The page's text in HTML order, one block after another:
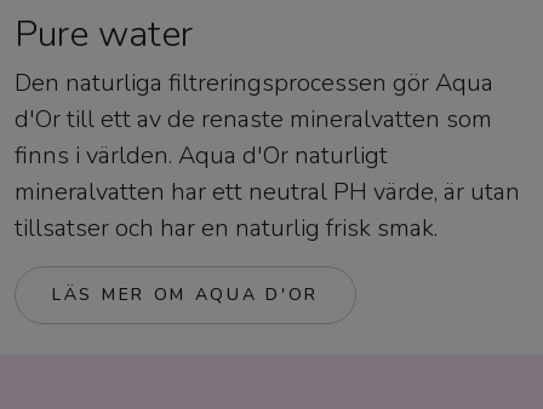
Pure water
Den naturliga filtreringsprocessen gör Aqua
d'Or till ett av de renaste mineralvatten som
finns i världen. Aqua d'Or naturligt
mineralvatten har ett neutral PH värde, är utan
tillsatser och har en naturlig frisk smak.
LÄS MER OM AQUA D'OR